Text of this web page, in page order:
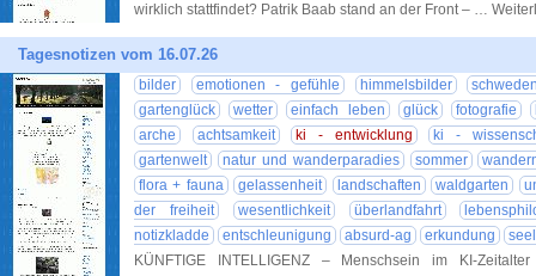
wirklich stattfindet? Patrik Baab stand an der Front – …
Tagesnotizen vom 16.07.26
bilder emotionen - gefühle himmelsbilder
gartenglück
wetter einfach leben glück fotografie
arche
achtsamkeit ki - entwicklung
ki -
gartenwelt
natur und wanderparadies sommer
flora + fauna
gelassenheit landschaften waldgarten
der freiheit
wesentlichkeit überlandfahrt
notizkladde
entschleunigung absurd-ag erkundung
KÜNFTIGE INTELLIGENZ – Menschsein im KI-